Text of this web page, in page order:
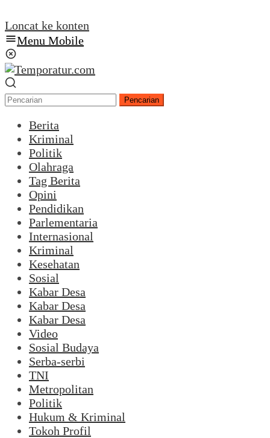
Loncat ke konten
Menu Mobile
Pencarian
Berita
Kriminal
Politik
Olahraga
Tag Berita
Opini
Pendidikan
Parlementaria
Internasional
Kriminal
Kesehatan
Sosial
Kabar Desa
Kabar Desa
Kabar Desa
Video
Sosial Budaya
Serba-serbi
TNI
Metropolitan
Politik
Hukum & Kriminal
Tokoh Profil